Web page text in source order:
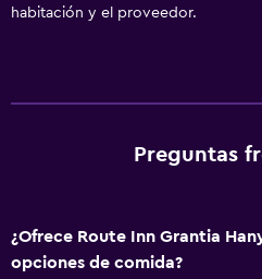
Cepillo de dientes
Accesibilidad y adecuación
Ascensor
habitación y el proveedor.
Preguntas
¿Ofrece Route Inn Grantia
opciones de comida?